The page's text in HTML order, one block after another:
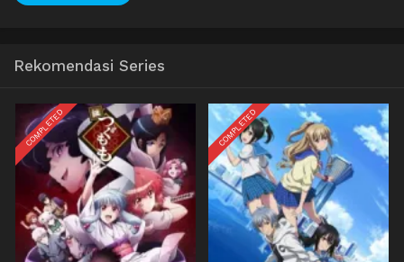
Rekomendasi Series
COMPLETED COMPLETED